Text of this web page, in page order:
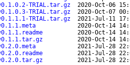
TRIAL.tar.gz
2020-Oct-06
TRIAL.tar.gz
2020-Oct-07
TRIAL.tar.gz
2021-Jul-11
2020-Oct-14
2020-Oct-14
2020-Oct-14
2021-Jul-28
2021-Jul-28
2021-Jul-28